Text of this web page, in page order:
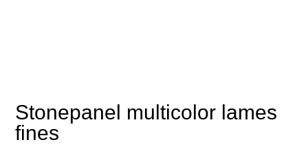
Stonepanel multicolor lames
fines